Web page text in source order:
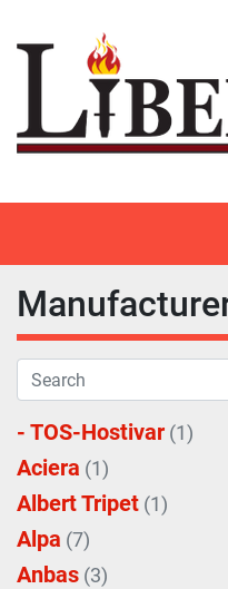
- TOS-Hostivar (1)
Aciera (1)
Albert Tripet (1)
Alpa (7)
Anbas (3)